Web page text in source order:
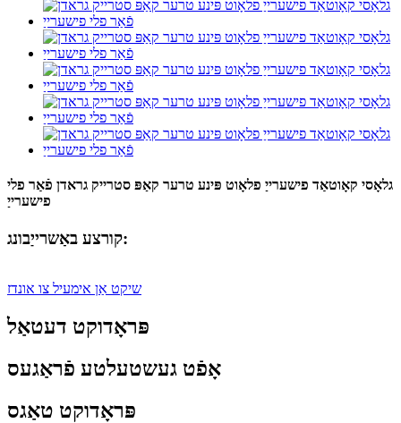
גלאָסי ​​קאָוטאַד פישערייַ פלאָוט פּינע טרער קאַפּ סטרייק גראדן פֿאַר פלי
פישערייַ
קורצע באַשרייַבונג:
שיקט אַן אימעיל צו אונדז
פּראָדוקט דעטאַל
אָפֿט געשטעלטע פֿראַגעס
פּראָדוקט טאַגס